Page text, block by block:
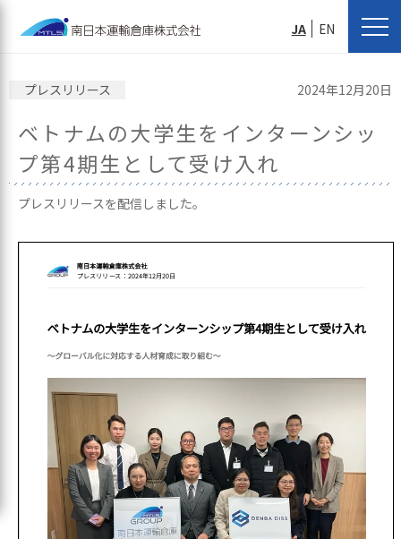
JA EN
プレスリリース 2024年12月20日
ベトナムの大学生をインターンシッ
プ第4期生として受け入れ
プレスリリースを配信しました。